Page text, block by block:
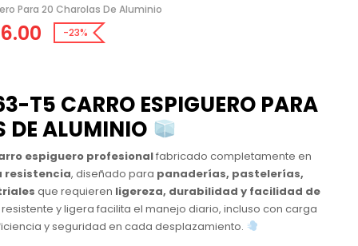
Para 20 Charolas De Aluminio
-23%
T5 CARRO ESPIGUERO PARA
DE ALUMINIO
espiguero profesionalfabricado completamente en
resistencia, diseñado para panaderías, pastelerías,
que requieren ligereza, durabilidad y facilidad de
resistente y ligera facilita el manejo diario, incluso con carga
y seguridad en cada desplazamiento.